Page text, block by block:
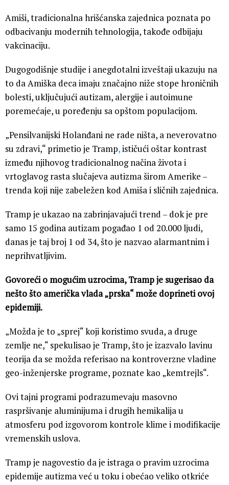
Amiši, tradicionalna hrišćanska zajednica poznata po
odbacivanju modernih tehnologija, takođe odbijaju
vakcinaciju.
Dugogodišnje studije i anegdotalni izveštaji ukazuju na
to da Amiška deca imaju značajno niže stope hroničnih
bolesti, uključujući autizam, alergije i autoimune
poremećaje, u poređenju sa opštom populacijom.
„Pensilvanijski Holanđani ne rade ništa, a neverovatno
su zdravi,“ primetio je Tramp,ističući oštar kontrast
između njihovog tradicionalnog načina života i
vrtoglavog rasta slučajeva autizma širom Amerike –
trenda koji nije zabeležen kod Amiša i sličnih zajednica.
Tramp je ukazao na zabrinjavajući trend – dok je pre
samo 15 godina autizam pogađao 1 od 20.000 ljudi,
danas je taj broj 1 od 34, što je nazvao alarmantnim i
neprihvatljivim.
Govoreći o mogućim uzrocima, Tramp je sugerisao da
nešto što američka vlada „prska“ može doprineti ovoj
epidemiji.
„Možda je to „sprej“ koji koristimo svuda, a druge
zemlje ne,“ spekulisao je Tramp, što je izazvalo lavinu
teorija da se možda referisao na kontroverzne vladine
geo-inženjerske programe, poznate kao „kemtrejls“.
Ovi tajni programi podrazumevaju masovno
raspršivanje aluminijuma i drugih hemikalija u
atmosferu pod izgovorom kontrole klime i modifikacije
vremenskih uslova.
Tramp je nagovestio da je istraga o pravim uzrocima
epidemije autizma već u toku i obećao veliko otkriće